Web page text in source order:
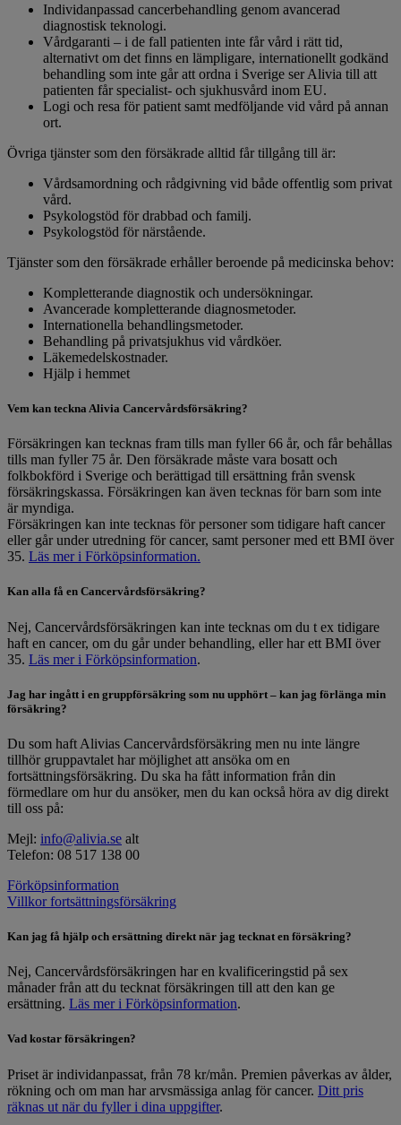
Individanpassad cancerbehandling genom avancerad
diagnostisk teknologi.
Vårdgaranti – i de fall patienten inte får vård i rätt tid,
alternativt om det finns en lämpligare, internationellt godkänd
behandling som inte går att ordna i Sverige ser Alivia till att
patienten får specialist- och sjukhusvård inom EU.
Logi och resa för patient samt medföljande vid vård på annan
ort.
Övriga tjänster som den försäkrade alltid får tillgång till är:
Vårdsamordning och rådgivning vid både offentlig som privat
vård.
Psykologstöd för drabbad och familj.
Psykologstöd för närstående.
Tjänster som den försäkrade erhåller beroende på medicinska behov:
Kompletterande diagnostik och undersökningar.
Avancerade kompletterande diagnosmetoder.
Internationella behandlingsmetoder.
Behandling på privatsjukhus vid vårdköer.
Läkemedelskostnader.
Hjälp i hemmet
Vem kan teckna Alivia Cancervårdsförsäkring?
Försäkringen kan tecknas fram tills man fyller 66 år, och får behållas
tills man fyller 75 år. Den försäkrade måste vara bosatt och
folkbokförd i Sverige och berättigad till ersättning från svensk
försäkringskassa. Försäkringen kan även tecknas för barn som inte
är myndiga.
Försäkringen kan inte tecknas för personer som tidigare haft cancer
eller går under utredning för cancer, samt personer med ett BMI över
35. Läs mer i Förköpsinformation.
Kan alla få en Cancervårdsförsäkring?
Nej, Cancervårdsförsäkringen kan inte tecknas om du t ex tidigare
haft en cancer, om du går under behandling, eller har ett BMI över
35. Läs mer i Förköpsinformation.
Jag har ingått i en gruppförsäkring som nu upphört – kan jag förlänga min
försäkring?
Du som haft Alivias Cancervårdsförsäkring men nu inte längre
tillhör gruppavtalet har möjlighet att ansöka om en
fortsättningsförsäkring. Du ska ha fått information från din
förmedlare om hur du ansöker, men du kan också höra av dig direkt
till oss på:
Mejl: info@alivia.se alt
Telefon: 08 517 138 00
Förköpsinformation
Villkor fortsättningsförsäkring
Kan jag få hjälp och ersättning direkt när jag tecknat en försäkring?
Nej, Cancervårdsförsäkringen har en kvalificeringstid på sex
månader från att du tecknat försäkringen till att den kan ge
ersättning. Läs mer i Förköpsinformation.
Vad kostar försäkringen?
Priset är individanpassat, från 78 kr/mån. Premien påverkas av ålder,
rökning och om man har arvsmässiga anlag för cancer. Ditt pris
räknas ut när du fyller i dina uppgifter.